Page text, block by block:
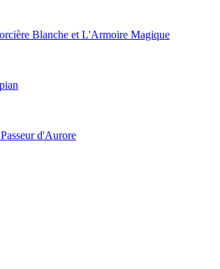
Blanche et L'Armoire Magique
d'Aurore